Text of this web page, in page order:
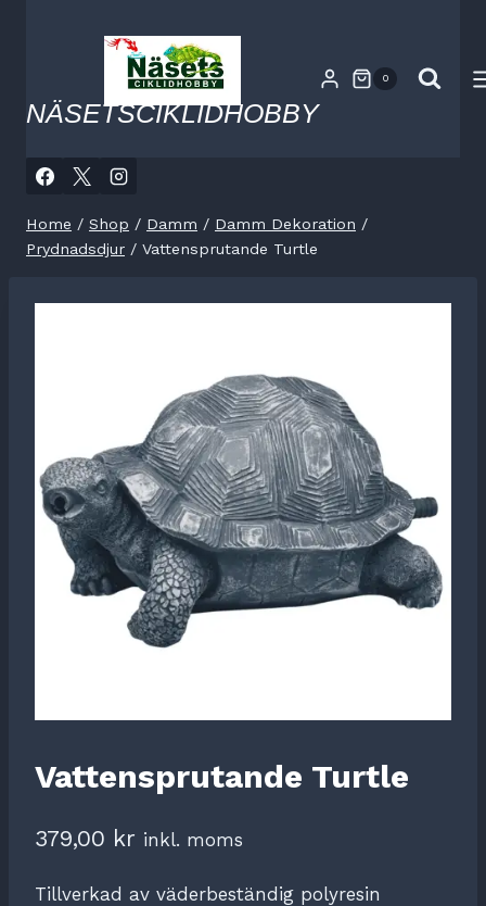
NÄSETSCIKLIDHOBBY
0
Home / Shop / Damm / Damm Dekoration /
Prydnadsdjur / Vattensprutande Turtle
Vattensprutande Turtle
379,00 kr inkl. moms
Tillverkad av väderbeständig polyresin